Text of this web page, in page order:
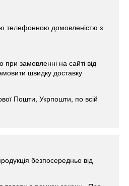
телефонною домовленістю з
замовленні на сайті від
швидку доставку
Пошти, Укрпошти, по всій
безпосередньо від